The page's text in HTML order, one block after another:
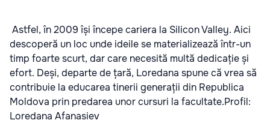
Astfel, în 2009 își începe cariera la Silicon Valley. Aici
descoperă un loc unde ideile se materializează într-un
timp foarte scurt, dar care necesită multă dedicație și
efort. Deși, departe de țară, Loredana spune că vrea să
contribuie la educarea tinerii generații din Republica
Moldova prin predarea unor cursuri la facultate.Profil:
Loredana Afanasiev